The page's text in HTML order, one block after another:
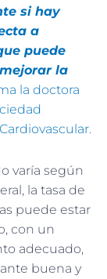
si hay
a
puede
la
la doctora
varía según
la tasa de
puede estar
con un
adecuado,
buena y